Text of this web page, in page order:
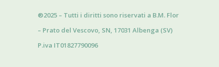
®2025 – Tutti i diritti sono riservati a B.M. Flor
– Prato del Vescovo, SN, 17031 Albenga (SV)
P.iva IT01827790096